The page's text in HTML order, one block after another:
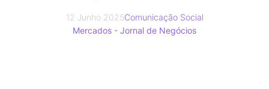
12 Junho 2025Comunicação Social
Mercados - Jornal de Negócios